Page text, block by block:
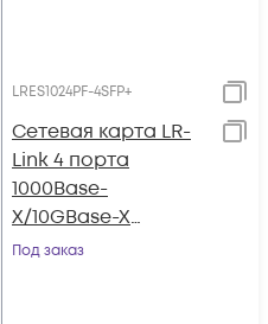
LRES1024PF-4SFP+
Сетевая карта LR-
Link 4 порта
1000Base-
X/10GBase-X
LRES1024PF-4SFP+
Под заказ